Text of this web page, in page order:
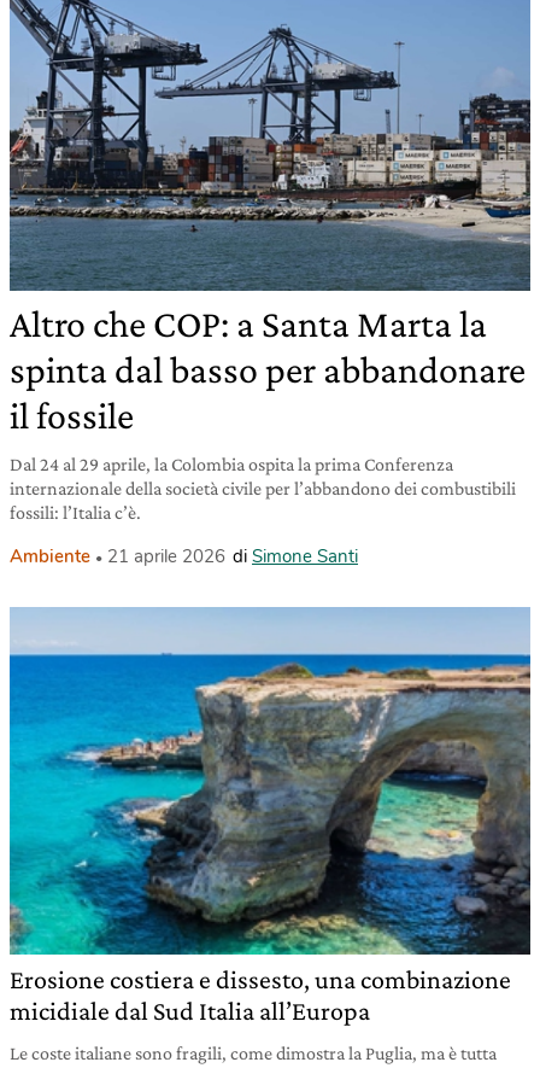
Altro che COP: a Santa Marta la
spinta dal basso per abbandonare
il fossile
Dal 24 al 29 aprile, la Colombia ospita la prima Conferenza
internazionale della società civile per l’abbandono dei combustibili
fossili: l’Italia c’è.
Ambiente 21 aprile 2026 di Simone Santi
Erosione costiera e dissesto, una combinazione
micidiale dal Sud Italia all’Europa
Le coste italiane sono fragili, come dimostra la Puglia, ma è tutta